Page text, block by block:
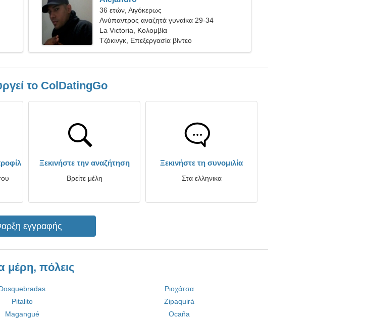
36 ετών, Αιγόκερως
Ανύπαντρος αναζητά γυναίκα 29-34
La Victoria, Κολομβία
Τζόκινγκ, Επεξεργασία βίντεο
το ColDatingGo
Ξεκινήστε την αναζήτηση
Βρείτε μέλη
Ξεκινήστε τη συνομιλία
Στα ελληνικα
εγγραφής
μέρη, πόλεις
Ριοχάτσα
Pitalito
Zipaquirá
Magangué Ocaña